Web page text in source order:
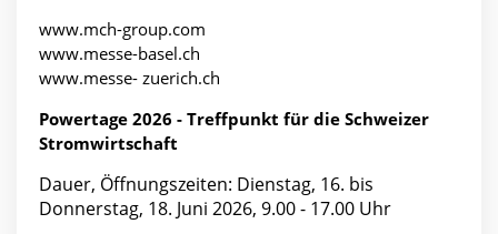
www.mch-group.com
www.messe-basel.ch
www.messe- zuerich.ch
Powertage 2026 - Treffpunkt für die Schweizer
Stromwirtschaft
Dauer, Öffnungszeiten: Dienstag, 16. bis
Donnerstag, 18. Juni 2026, 9.00 - 17.00 Uhr